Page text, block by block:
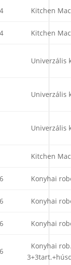
Kitchen
Kitchen
Univerzális
Univerzális
Univerzális
Kitchen
Konyhai
Konyhai
Konyhai
Konyhai